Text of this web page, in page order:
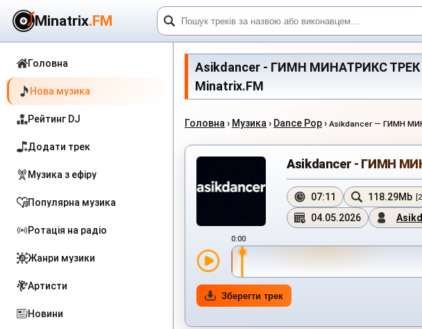
Minatrix.FM
Головна
Нова музика
Рейтинг DJ
Додати трек
Музика з ефіру
Популярна музика
Ротація на радіо
Жанри музики
Артисти
Новини
Asikdancer - ГИМН МИНАТРИКС ТРЕК
Minatrix.FM
Головна › Музика › Dance Pop› Asikdancer — ГИМН
Asikdancer - ГИМН
07:11 118.29Mb
04.05.2026
0:00
Зберегти трек